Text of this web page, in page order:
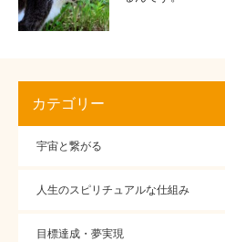
カテゴリー
宇宙と繋がる
人生のスピリチュアルな仕組み
目標達成・夢実現